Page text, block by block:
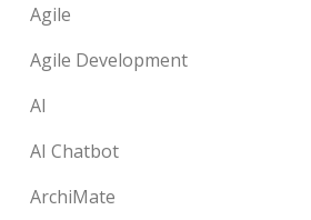
Agile
Agile Development
AI
AI Chatbot
ArchiMate